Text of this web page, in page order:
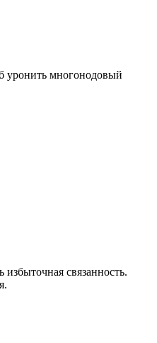
уронить многонодовый
связанность.